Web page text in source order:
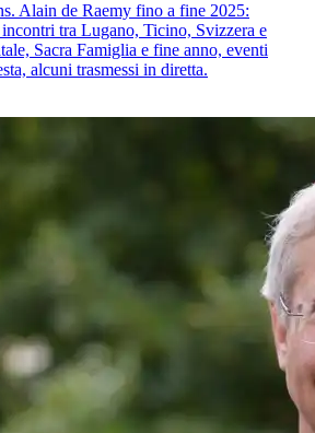
Alain de Raemy fino a fine 2025:
tra Lugano, Ticino, Svizzera e
Sacra Famiglia e fine anno, eventi
alcuni trasmessi in diretta.